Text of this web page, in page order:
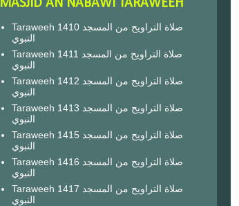
MASJID AN NABAWI TARAWEEH
Taraweeh 1410 صلاة التراويح من المسجد
النبوي
Taraweeh 1411 صلاة التراويح من المسجد
النبوي
Taraweeh 1412 صلاة التراويح من المسجد
النبوي
Taraweeh 1413 صلاة التراويح من المسجد
النبوي
Taraweeh 1415 صلاة التراويح من المسجد
النبوي
Taraweeh 1416 صلاة التراويح من المسجد
النبوي
Taraweeh 1417 صلاة التراويح من المسجد
النبوي